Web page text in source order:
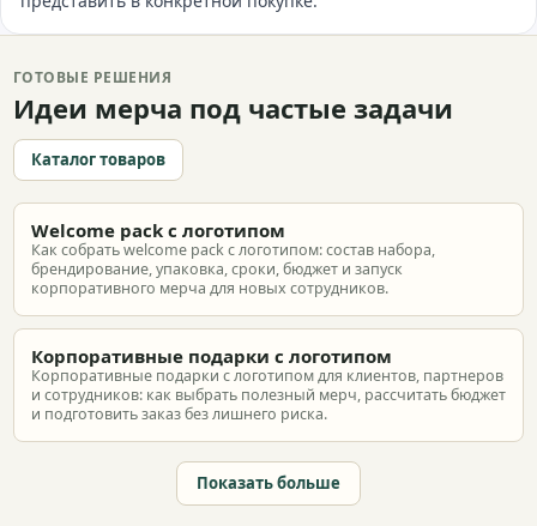
ГОТОВЫЕ РЕШЕНИЯ
Идеи мерча под частые задачи
Каталог товаров
Welcome pack с логотипом
Как собрать welcome pack с логотипом: состав набора,
брендирование, упаковка, сроки, бюджет и запуск
корпоративного мерча для новых сотрудников.
Корпоративные подарки с логотипом
Корпоративные подарки с логотипом для клиентов, партнеров
и сотрудников: как выбрать полезный мерч, рассчитать бюджет
и подготовить заказ без лишнего риска.
Показать больше